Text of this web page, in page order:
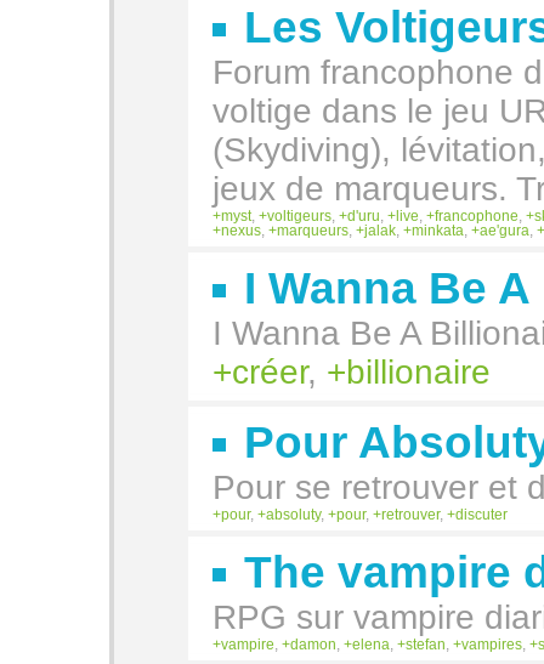
Les
Forum francophone
voltige dans le jeu
(Skydiving),
jeux de marqueurs.
myst voltigeurs d'uru live francophone
nexus
marqueurs jalak minkata ae'gura
I Wanna Be
I Wanna Be A
créer, billionaire
Pour
Pour se retrouver et
pour, absoluty, pour, retrouver, discuter
The vampire
RPG sur vampire
vampire damon elena stefan vampires